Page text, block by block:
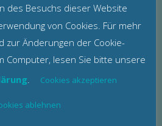
SAP-Dienstleistungen
sind wir mit erfolgreichen
und mit
Spezialisten langjährig,
des Besuchs dieser Website
von Cookies. Für mehr
zur Änderungen der Cookie-
Computer, lesen Sie bitte unsere
. Cookies akzeptieren
ablehnen